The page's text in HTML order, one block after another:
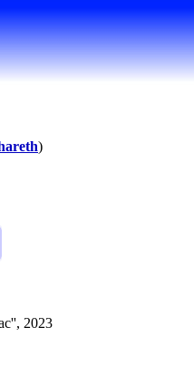
)
2023